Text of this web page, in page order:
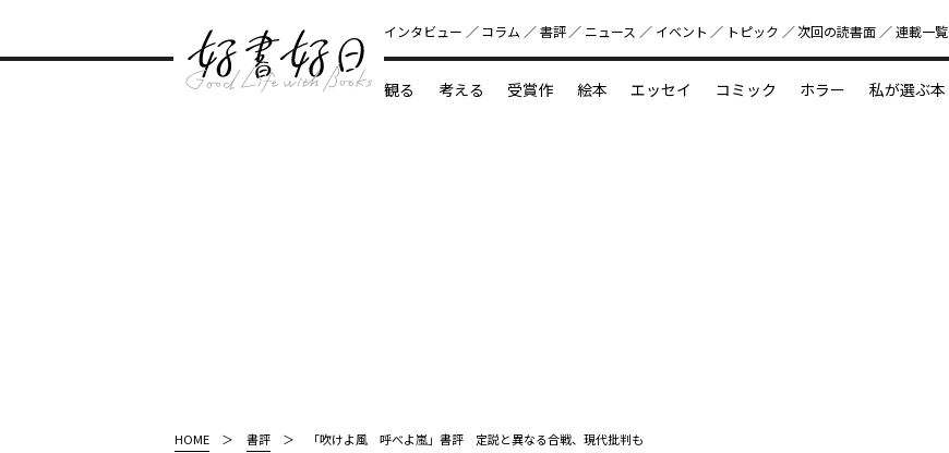
好書好日
インタビュー コラム 書評 ニュース イベント トピック 次回の読書⾯ 連載一覧
観る 考える 受賞作 絵本 エッセイ コミック ホラー 私が選ぶ本
HOME 書評 「吹けよ風 呼べよ嵐」書評 定説と異なる合戦、現代批判も